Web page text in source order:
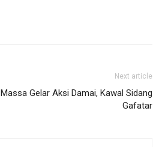
Next article
Gelar Aksi Damai, Kawal Sidang
Gafatar